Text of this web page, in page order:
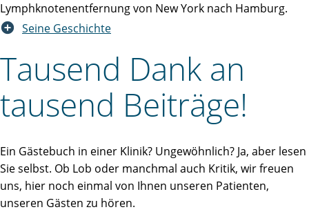
Lymphknotenentfernung von New York nach Hamburg.
Seine Geschichte
Tausend Dank an
tausend Beiträge!
Ein Gästebuch in einer Klinik? Ungewöhnlich? Ja, aber lesen
Sie selbst. Ob Lob oder manchmal auch Kritik, wir freuen
uns, hier noch einmal von Ihnen unseren Patienten,
unseren Gästen zu hören.